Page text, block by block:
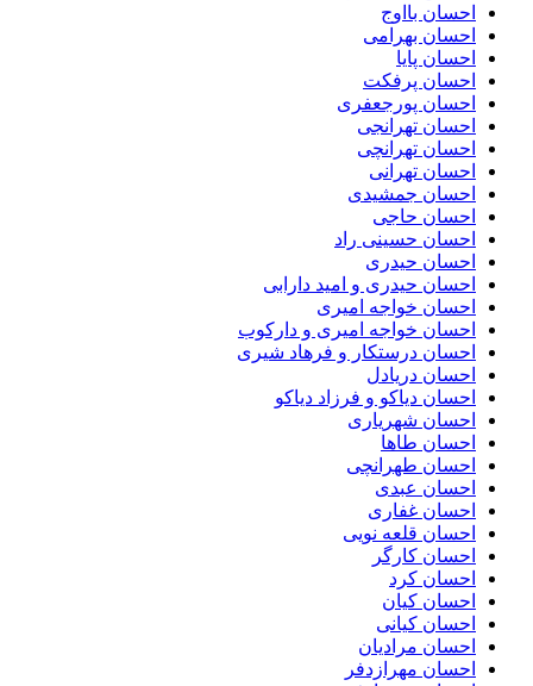
احسان بااوج
احسان بهرامی
احسان پایا
احسان پرفکت
احسان پورجعفری
احسان تهرانجی
احسان تهرانچی
احسان تهرانی
احسان جمشیدی
احسان حاجی
احسان حسینی راد
احسان حیدری
احسان حیدری و امید دارابی
احسان خواجه امیری
احسان خواجه امیری و دارکوب
احسان درستكار و فرهاد شيرى
احسان دریادل
احسان دیاکو و فرزاد دیاکو
احسان شهریاری
احسان طاها
احسان طهرانچی
احسان عبدی
احسان غفاری
احسان قلعه نویی
احسان کارگر
احسان کرد
احسان کیان
احسان کیانی
احسان مرادیان
احسان مهرازدفر